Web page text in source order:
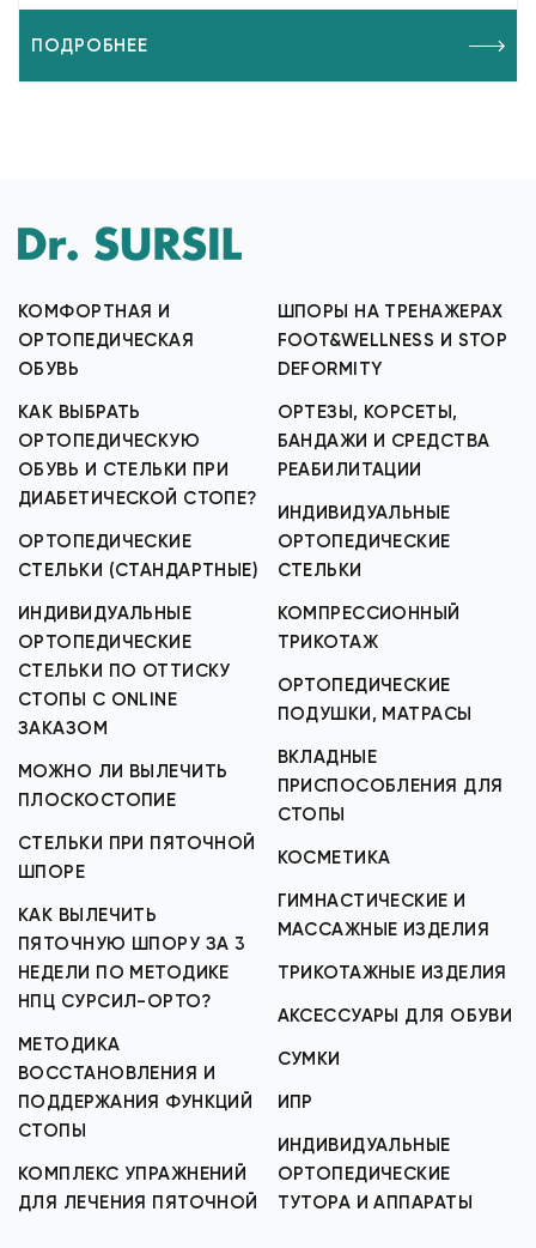
ПОДРОБНЕЕ
КОМФОРТНАЯ И
ОРТОПЕДИЧЕСКАЯ
ОБУВЬ
КАК ВЫБРАТЬ
ОРТОПЕДИЧЕСКУЮ
ОБУВЬ И СТЕЛЬКИ ПРИ
ДИАБЕТИЧЕСКОЙ СТОПЕ?
ОРТОПЕДИЧЕСКИЕ
СТЕЛЬКИ (СТАНДАРТНЫЕ)
ИНДИВИДУАЛЬНЫЕ
ОРТОПЕДИЧЕСКИЕ
СТЕЛЬКИ ПО ОТТИСКУ
СТОПЫ С ONLINE
ЗАКАЗОМ
МОЖНО ЛИ ВЫЛЕЧИТЬ
ПЛОСКОСТОПИЕ
СТЕЛЬКИ ПРИ ПЯТОЧНОЙ
ШПОРЕ
КАК ВЫЛЕЧИТЬ
ПЯТОЧНУЮ ШПОРУ ЗА 3
НЕДЕЛИ ПО МЕТОДИКЕ
НПЦ СУРСИЛ-ОРТО?
МЕТОДИКА
ВОССТАНОВЛЕНИЯ И
ПОДДЕРЖАНИЯ ФУНКЦИЙ
СТОПЫ
КОМПЛЕКС УПРАЖНЕНИЙ
ДЛЯ ЛЕЧЕНИЯ ПЯТОЧНОЙ
ШПОРЫ НА ТРЕНАЖЕРАХ
FOOT&WELLNESS И STOP
DEFORMITY
ОРТЕЗЫ, КОРСЕТЫ,
БАНДАЖИ И СРЕДСТВА
РЕАБИЛИТАЦИИ
ИНДИВИДУАЛЬНЫЕ
ОРТОПЕДИЧЕСКИЕ
СТЕЛЬКИ
КОМПРЕССИОННЫЙ
ТРИКОТАЖ
ОРТОПЕДИЧЕСКИЕ
ПОДУШКИ, МАТРАСЫ
ВКЛАДНЫЕ
ПРИСПОСОБЛЕНИЯ ДЛЯ
СТОПЫ
КОСМЕТИКА
ГИМНАСТИЧЕСКИЕ И
МАССАЖНЫЕ ИЗДЕЛИЯ
ТРИКОТАЖНЫЕ ИЗДЕЛИЯ
АКСЕССУАРЫ ДЛЯ ОБУВИ
СУМКИ
ИПР
ИНДИВИДУАЛЬНЫЕ
ОРТОПЕДИЧЕСКИЕ
ТУТОРА И АППАРАТЫ